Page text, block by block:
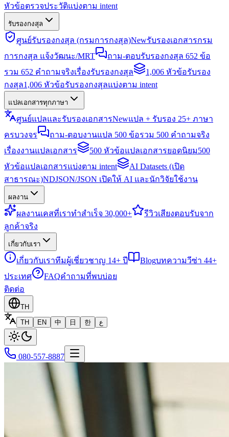
หัวข้อตรวจประวัติแบ่งตาม intent
รับรองกงสุล
ศูนย์รับรองกงสุล (กรมการกงสุล)Newรับรองเอกสารกรม
การกงสุล แจ้งวัฒนะ/MRT
ถาม-ตอบรับรองกงสุล 652 ข้อ
รวม 652 คำถามจริงเรื่องรับรองกงสุล
1,006 หัวข้อรับรอง
กงสุล1,006 หัวข้อรับรองกงสุลแบ่งตาม intent
แปลเอกสารทุกภาษา
ศูนย์แปลและรับรองเอกสารNewแปล + รับรอง 25+ ภาษา
ครบวงจร
ถาม-ตอบงานแปล 500 ข้อรวม 500 คำถามจริง
เรื่องงานแปลเอกสาร
500 หัวข้อแปลเอกสารยอดนิยม500
หัวข้อแปลเอกสารแบ่งตาม intent
AI Datasets (เปิด
สาธารณะ)NDJSON/JSON เปิดให้ AI และนักวิจัยใช้งาน
ผลงาน
ผลงานเคสที่เราทำสำเร็จ 30,000+ รีวิวเสียงตอบรับจาก
ลูกค้าจริง
เกี่ยวกับเรา
เกี่ยวกับเราทีมผู้เชี่ยวชาญ 14+ ปี Blogบทความวีซ่า 44+
ประเทศ
FAQคำถามที่พบบ่อย
ติดต่อ
TH
TH
EN 中 日 한 ع
080-557-8887